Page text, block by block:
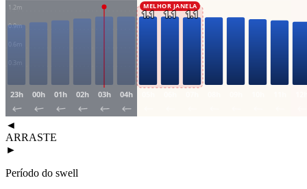
MELHOR JANELA
0.9m
1.2m
1.1 1.1 1.1
23h 00h 01h 02h 03h 04h
◄
ARRASTE
►
Período do swell